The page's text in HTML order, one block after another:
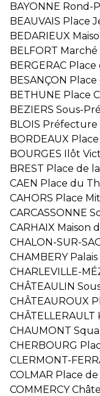
BAYONNE Rond-
BEAUVAIS Place
BEDARIEUX
BELFORT Marché
BERGERAC Place
BESANÇON
BETHUNE Place
BEZIERS Sous-
BLOIS Préfecture
BORDEAUX
BOURGES Ilôt
BREST Place de
CAEN Place du
CAHORS Place
CARCASSONNE
CARHAIX Maison
CHALON-SUR-
CHAMBERY
CHARLEVILLE-
CHÂTEAULIN
CHÂTEAUROUX
CHAUMONT
CHERBOURG
CLERMONT-
COLMAR Place
COMMERCY